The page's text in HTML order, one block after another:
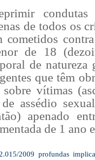
condutas
de todos os
cometidos
de 18
de natureza
que têm
vítimas
assédio sexual
apenado
de 1 ano
2009 profundas